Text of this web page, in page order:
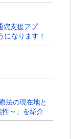
院支援アプ
になります！
法の現在地と
性～」を紹介